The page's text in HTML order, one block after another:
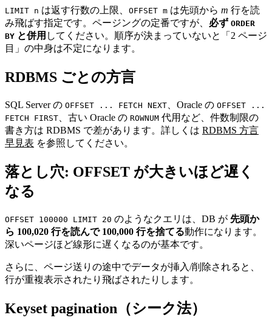
LIMIT n は返す行数の上限、 OFFSET m は先頭から m 行を読
み飛ばす指定です。ページングの定番ですが、 必ず ORDER
BY と併用 してください。順序が決まっていないと「2 ページ
目」の中身は不定になります。
RDBMS ごとの方言
SQL Server の OFFSET ... FETCH NEXT 、Oracle の OFFSET ...
FETCH FIRST 、古い Oracle の ROWNUM 代用など、件数制限の
書き方は RDBMS で差があります。詳しくは RDBMS 方言
早見表 を参照してください。
落とし穴: OFFSET が大きいほど遅く
なる
OFFSET 100000 LIMIT 20 のようなクエリは、DB が 先頭か
ら 100,020 行を読んで 100,000 行を捨てる動作になります。
深いページほど線形に遅くなるのが基本です。
さらに、ページ送りの途中でデータが挿入/削除されると、
行が重複表示されたり飛ばされたりします。
Keyset pagination（シーク法）